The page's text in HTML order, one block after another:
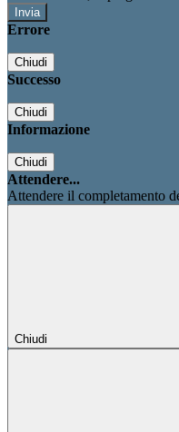
Errore
Chiudi
Successo
Chiudi
Informazione
Chiudi
Attendere...
Attendere il completamento
Chiudi